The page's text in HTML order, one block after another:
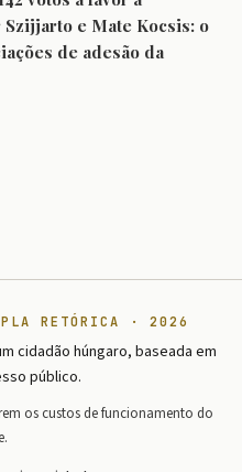
e Mate Kocsis: o
de adesão da
RETÓRICA · 2026
cidadão húngaro, baseada em
público.
os custos de funcionamento do